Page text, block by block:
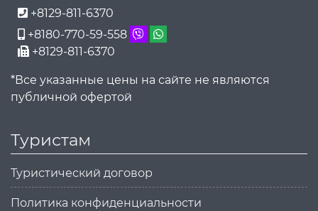
+8129-811-6370
+8180-770-59-558
+8129-811-6370
*Все указанные цены на сайте не являются
публичной офертой
Туристам
Туристический договор
Политика конфиденциальности